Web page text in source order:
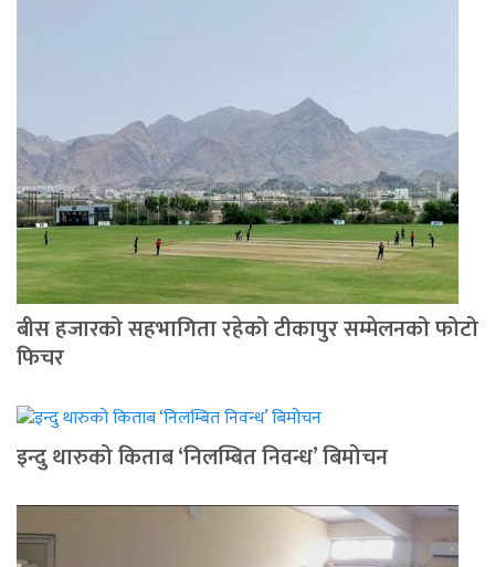
बीस हजारको सहभागिता रहेको टीकापुर सम्मेलनको फोटो
फिचर
इन्दु थारुको किताब ‘निलम्बित निवन्ध’ बिमोचन